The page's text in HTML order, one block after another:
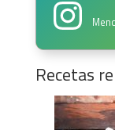
Recetas